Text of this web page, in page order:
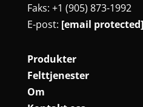
Faks: +1 (905) 873-1992
E-post: [email protected]
Produkter
Felttjenester
Om